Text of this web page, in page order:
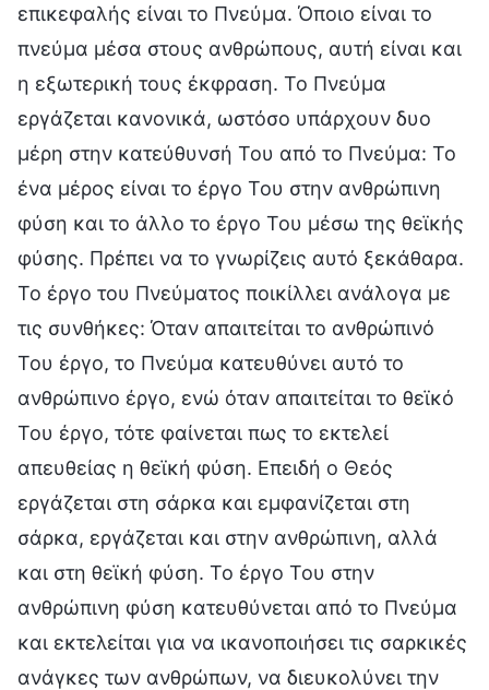
επικεφαλής είναι το Πνεύμα. Όποιο είναι το
πνεύμα μέσα στους ανθρώπους, αυτή είναι και
η εξωτερική τους έκφραση. Το Πνεύμα
εργάζεται κανονικά, ωστόσο υπάρχουν δυο
μέρη στην κατεύθυνσή Του από το Πνεύμα: Το
ένα μέρος είναι το έργο Του στην ανθρώπινη
φύση και το άλλο το έργο Του μέσω της θεϊκής
φύσης. Πρέπει να το γνωρίζεις αυτό ξεκάθαρα.
Το έργο του Πνεύματος ποικίλλει ανάλογα με
τις συνθήκες: Όταν απαιτείται το ανθρώπινό
Του έργο, το Πνεύμα κατευθύνει αυτό το
ανθρώπινο έργο, ενώ όταν απαιτείται το θεϊκό
Του έργο, τότε φαίνεται πως το εκτελεί
απευθείας η θεϊκή φύση. Επειδή ο Θεός
εργάζεται στη σάρκα και εμφανίζεται στη
σάρκα, εργάζεται και στην ανθρώπινη, αλλά
και στη θεϊκή φύση. Το έργο Του στην
ανθρώπινη φύση κατευθύνεται από το Πνεύμα
και εκτελείται για να ικανοποιήσει τις σαρκικές
ανάγκες των ανθρώπων, να διευκολύνει την